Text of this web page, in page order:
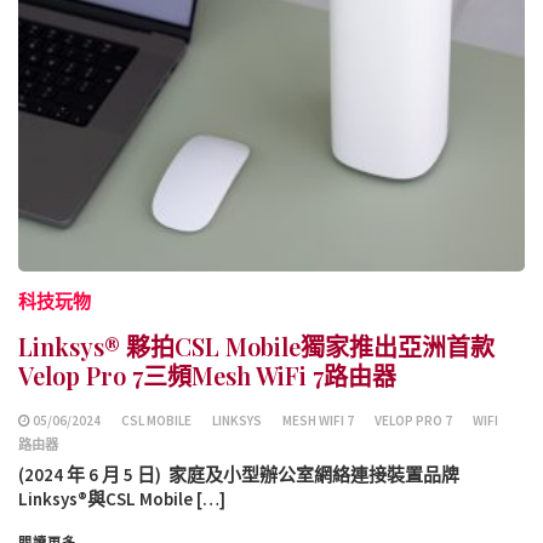
科技玩物
Linksys® 夥拍CSL Mobile獨家推出亞洲首款
Velop Pro 7三頻Mesh WiFi 7路由器
05/06/2024 CSL MOBILE LINKSYS MESH WIFI 7 VELOP PRO 7
WIFI
路由器
(2024 年 6 月 5 日) 家庭及小型辦公室網絡連接裝置品牌
Linksys®與CSL Mobile […]